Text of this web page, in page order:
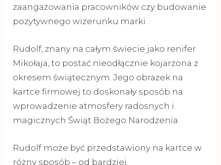
zaangażowania pracowników czy budowanie
pozytywnego wizerunku marki.
Rudolf, znany na całym świecie jako renifer
Mikołaja, to postać nieodłącznie kojarzona z
okresem świątecznym. Jego obrazek na
kartce firmowej to doskonały sposób na
wprowadzenie atmosfery radosnych i
magicznych Świąt Bożego Narodzenia.
Rudolf może być przedstawiony na kartce w
różny sposób – od bardziej